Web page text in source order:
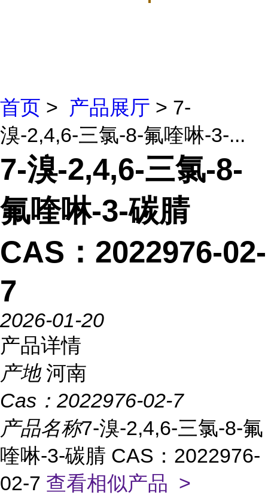
首页 > 产品展厅 > 7-
溴-2,4,6-三氯-8-氟喹啉-3-...
7-溴-2,4,6-三氯-8-
氟喹啉-3-碳腈
CAS：2022976-02-
7
2026-01-20
产品详情
产地 河南
Cas： 2022976-02-7
产品名称7-溴-2,4,6-三氯-8-氟
喹啉-3-碳腈 CAS：2022976-
02-7 查看相似产品 >